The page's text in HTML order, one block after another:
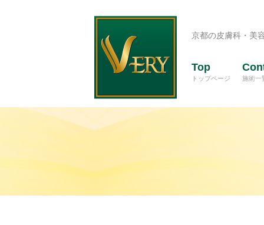
京都の皮膚科・美
Top
トップページ 施術一